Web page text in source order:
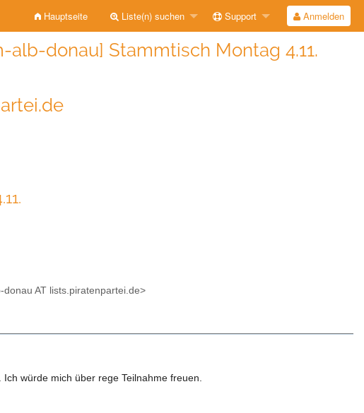
Hauptseite Liste(n) suchen Support Anmelden
donau] Stammtisch Montag 4.11.
AT lists.piratenpartei.de>
würde mich über rege Teilnahme freuen.